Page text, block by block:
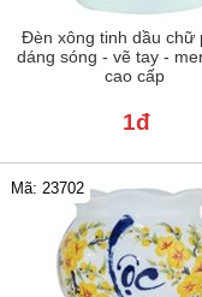
Đèn xông tinh dầu chữ
dáng sóng - vẽ tay -
cao cấp
1đ
Mã: 23702